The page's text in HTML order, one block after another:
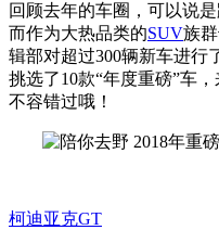
回顾去年的车圈，可以说
而作为大热品类的SUV族
辑部对超过300辆新车进行
挑选了10款“年度重磅”车
不容错过哦！
柯迪亚克GT